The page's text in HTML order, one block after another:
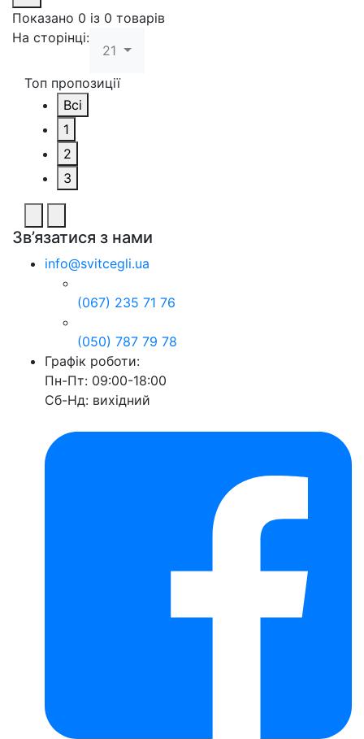
Показано 0 із 0 товарів
На сторінці:
21
Топ пропозиції
Всі
1
2
3
Зв’язатися з нами
info@svitcegli.ua
(067) 235 71 76
(050) 787 79 78
Графік роботи:
Пн-Пт: 09:00-18:00
Сб-Нд: вихідний